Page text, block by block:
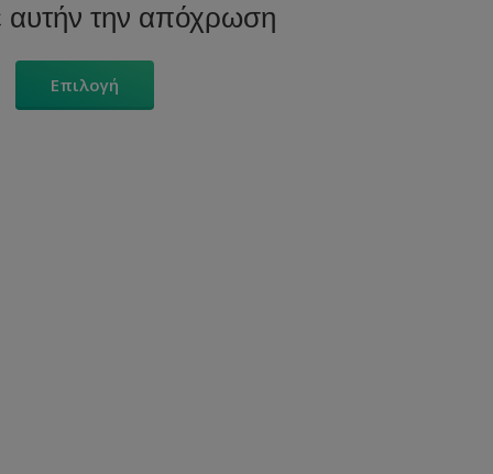
αυτήν την απόχρωση
Επιλογή